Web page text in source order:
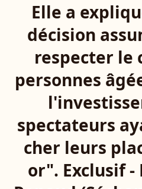
Elle a
décision
respecter le
personnes
spectateurs
cher leurs
or". Exclusif -